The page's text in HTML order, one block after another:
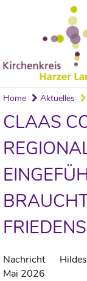
Home Aktuelles
CLAAS
Nachricht
Mai 2026